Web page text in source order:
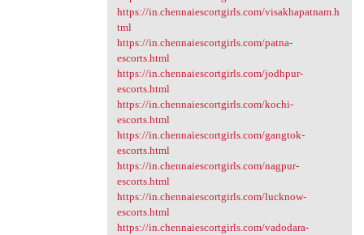
https://in.chennaiescortgirls.com/visakhapatnam.h
tml
https://in.chennaiescortgirls.com/patna-
escorts.html
https://in.chennaiescortgirls.com/jodhpur-
escorts.html
https://in.chennaiescortgirls.com/kochi-
escorts.html
https://in.chennaiescortgirls.com/gangtok-
escorts.html
https://in.chennaiescortgirls.com/nagpur-
escorts.html
https://in.chennaiescortgirls.com/lucknow-
escorts.html
https://in.chennaiescortgirls.com/vadodara-